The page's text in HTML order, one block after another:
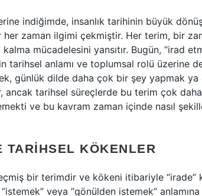
indiğimde, insanlık tarihinin büyük
zaman ilgimi çekmiştir. Her terim, bir
mücadelesini yansıtır. Bugün, “irad
tarihsel anlamı ve toplumsal rolü üzerine
günlük dilde daha çok bir şey yapmak ya
ancak tarihsel süreçlerde bu terim çok
ve bu kavram zaman içinde nasıl
TARIHSEL KÖKENLER
bir terimdir ve kökeni itibariyle “irade”
veya “gönülden istemek”